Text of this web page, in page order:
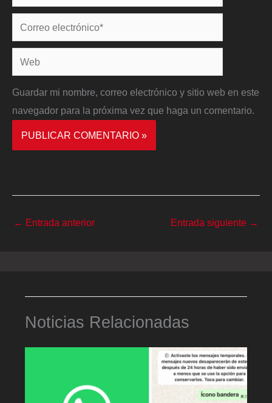
Correo
electrónico*
Web
Guardar mi nombre, correo electrónico y sitio web en este
navegador para la próxima vez que haga un comentario.
← Entrada anterior Entrada siguiente →
Noticias Relacionadas